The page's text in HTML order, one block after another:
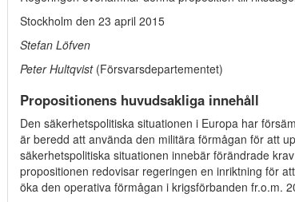
Stockholm den 23 april 2015
Stefan Löfven
Peter Hultqvist (Försvarsdepartementet)
Propositionens huvudsakliga innehåll
Den säkerhetspolitiska situationen i Europa har
är beredd att använda den militära förmågan för att
säkerhetspolitiska situationen innebär förändrade
propositionen redovisar regeringen en inriktning för
öka den operativa förmågan i krigsförbanden fr.o.m.